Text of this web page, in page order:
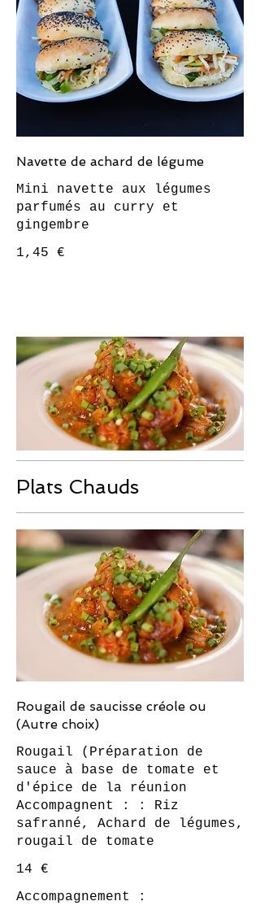
Navette de achard de légume
Mini navette aux légumes
parfumés au curry et
gingembre
1,45 €
Plats Chauds
Rougail de saucisse créole ou
(Autre choix)
Rougail (Préparation de
sauce à base de tomate et
d'épice de la réunion
Accompagnent : : Riz
safranné, Achard de légumes,
rougail de tomate
14 €
Accompagnement :